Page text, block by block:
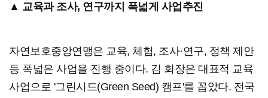
▲ 교육과 조사, 연구까지 폭넓게 사업추진
자연보호중앙연맹은 교육, 체험, 조사·연구, 정책 제안
등 폭넓은 사업을 진행 중이다. 김 회장은 대표적 교육
사업으로 '그린시드(Green Seed) 캠프'를 꼽았다. 전국